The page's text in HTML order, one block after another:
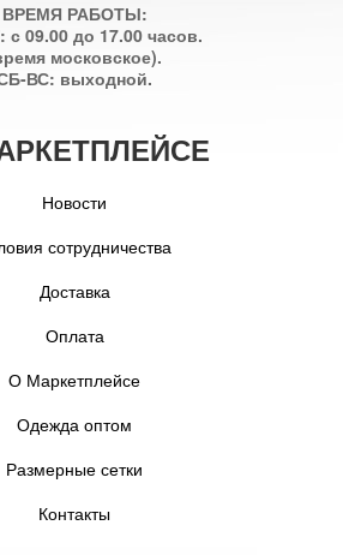
ВРЕМЯ РАБОТЫ:
09.00 до 17.00 часов.
московское).
ВС: выходной.
Новости
сотрудничества
Доставка
Оплата
О Маркетплейсе
Одежда оптом
Размерные сетки
Контакты